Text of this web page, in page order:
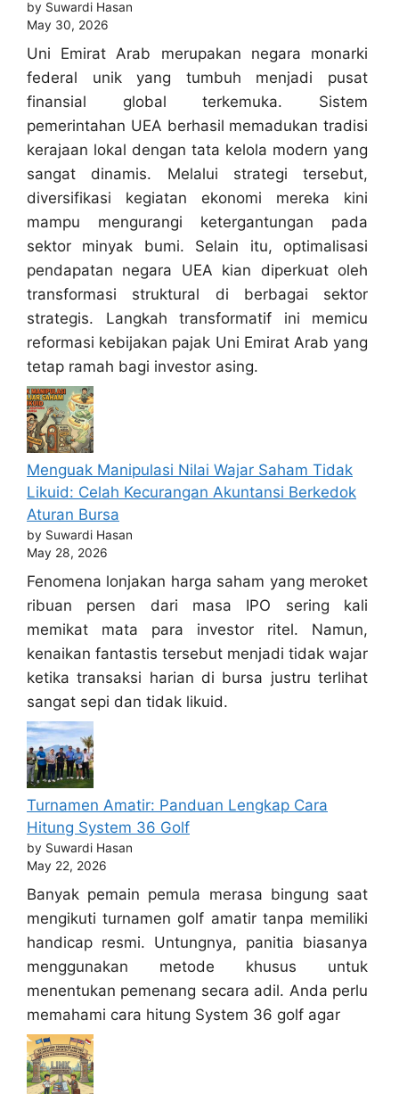
by Suwardi Hasan
May 30, 2026
Uni Emirat Arab merupakan negara monarki
federal unik yang tumbuh menjadi pusat
finansial global terkemuka. Sistem
pemerintahan UEA berhasil memadukan tradisi
kerajaan lokal dengan tata kelola modern yang
sangat dinamis. Melalui strategi tersebut,
diversifikasi kegiatan ekonomi mereka kini
mampu mengurangi ketergantungan pada
sektor minyak bumi. Selain itu, optimalisasi
pendapatan negara UEA kian diperkuat oleh
transformasi struktural di berbagai sektor
strategis. Langkah transformatif ini memicu
reformasi kebijakan pajak Uni Emirat Arab yang
tetap ramah bagi investor asing.
Menguak Manipulasi Nilai Wajar Saham Tidak
Likuid: Celah Kecurangan Akuntansi Berkedok
Aturan Bursa
by Suwardi Hasan
May 28, 2026
Fenomena lonjakan harga saham yang meroket
ribuan persen dari masa IPO sering kali
memikat mata para investor ritel. Namun,
kenaikan fantastis tersebut menjadi tidak wajar
ketika transaksi harian di bursa justru terlihat
sangat sepi dan tidak likuid.
Turnamen Amatir: Panduan Lengkap Cara
Hitung System 36 Golf
by Suwardi Hasan
May 22, 2026
Banyak pemain pemula merasa bingung saat
mengikuti turnamen golf amatir tanpa memiliki
handicap resmi. Untungnya, panitia biasanya
menggunakan metode khusus untuk
menentukan pemenang secara adil. Anda perlu
memahami cara hitung System 36 golf agar